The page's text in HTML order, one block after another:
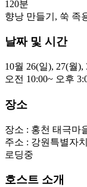
120분
향낭 만들기, 쑥 족
날짜 및 시간
10월 26(일), 27(월),
오전 10:00~ 오후
장소
장소 : 홍천 태극마
주소 : 강원특별자
로딩중
호스트 소개